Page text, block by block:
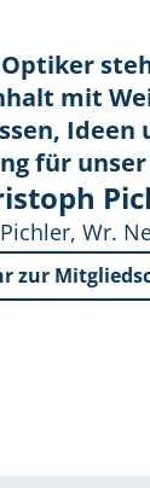
mit
Ideen
für
Wr.
zur